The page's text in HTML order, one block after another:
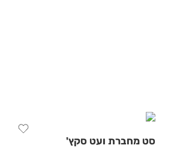
סט מחברת ועט סקץ'